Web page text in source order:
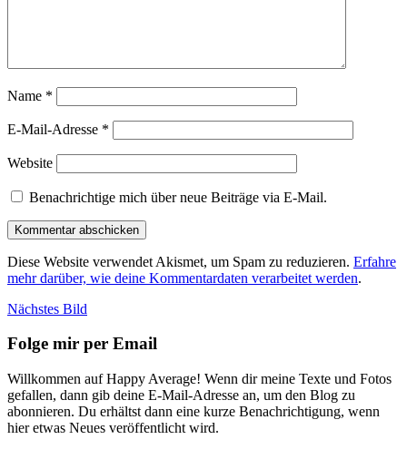
Name *
E-Mail-Adresse *
Website
Benachrichtige mich über neue Beiträge via E-Mail.
Diese Website verwendet Akismet, um Spam zu reduzieren. Erfahre
mehr darüber, wie deine Kommentardaten verarbeitet werden.
Nächstes Bild
Folge mir per Email
Willkommen auf Happy Average! Wenn dir meine Texte und Fotos
gefallen, dann gib deine E-Mail-Adresse an, um den Blog zu
abonnieren. Du erhältst dann eine kurze Benachrichtigung, wenn
hier etwas Neues veröffentlicht wird.